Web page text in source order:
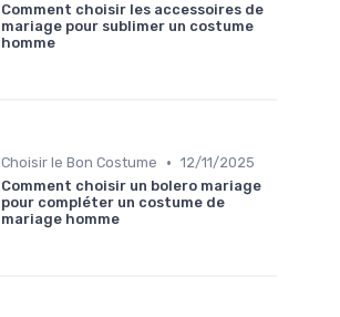
Comment choisir les accessoires de
mariage pour sublimer un costume
homme
Choisir le Bon Costume • 12/11/2025
Comment choisir un bolero mariage
pour compléter un costume de
mariage homme